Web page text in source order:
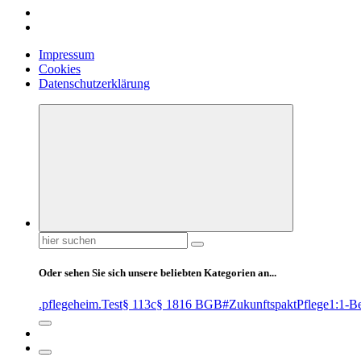
Impressum
Cookies
Datenschutzerklärung
Suchen
nach:
Oder sehen Sie sich unsere beliebten Kategorien an...
.pflegeheim.Test§ 113c§ 1816 BGB#ZukunftspaktPflege1:1-